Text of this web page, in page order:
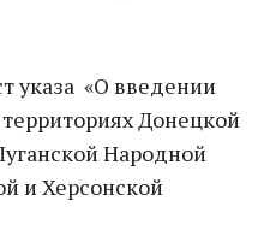
указа «О введении
Донецкой
Народной
и Херсонской